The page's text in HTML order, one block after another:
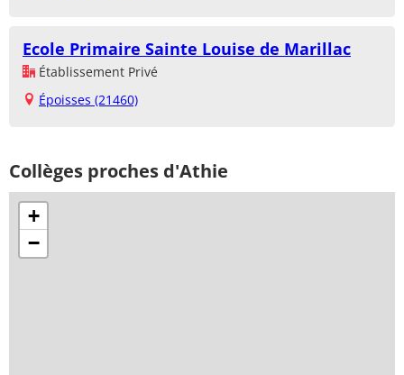
Ecole Primaire Sainte Louise de Marillac
Établissement Privé
Époisses (21460)
Collèges proches d'Athie
+
−